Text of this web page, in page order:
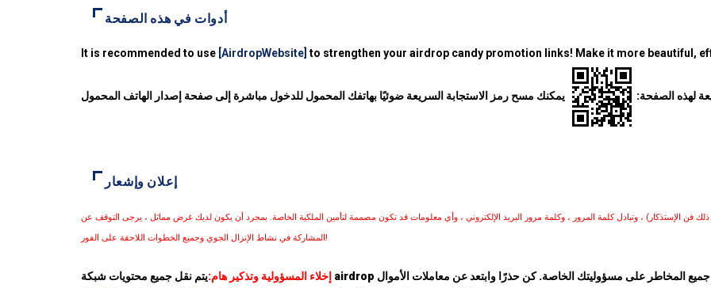
أدوات في هذه الصفحة
It is recommended to use [AirdropWebsite] to strengthen your airdrop candy promotion links! Make it more beautiful,
لهذه الصفحة: يمكنك مسح رمز الاستجابة السريعة ضوئيًا بهاتفك المحمول للدخول مباشرة إلى صفحة إصدار الهاتف المحمول
إعلان وإشعار
الإستذكار) ، وتبادل كلمة المرور ، وكلمة مرور البريد الإلكتروني ، وأي معلومات قد تكون مصممة لتأمين الملكية الخاصة. بمجرد أن يكون لديك غرض مماثل ، يرجى التوقف عن
المشاركة في نشاط الإنزال الجوي وجميع الخطوات اللاحقة على الفور!
إخلاء المسؤولية وتذكير هام:يتم نقل جميع محتويات شبكة airdrop للعملة من الإنترنت. يرجى تحديد مخاطر كل مشروع بوضوح. جميع المخاطر على مسؤوليتك الخاصة. كن حذرًا وابتعد عن معاملات الأموال